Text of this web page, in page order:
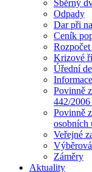
Sběrný
Odpady
Dar při
Ceník
Krizové
Úřední
Povinně
442/2006
Povinně
osobních
Veřejné
Záměry
Aktuality